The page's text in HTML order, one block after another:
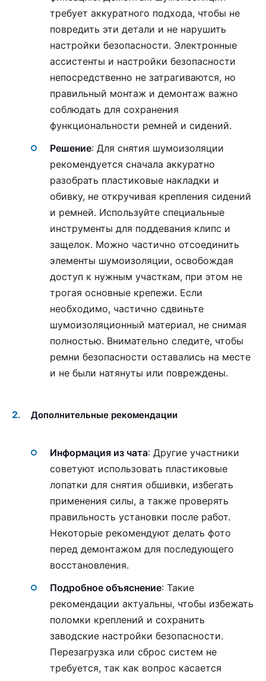
требует аккуратного подхода, чтобы не
повредить эти детали и не нарушить
настройки безопасности. Электронные
ассистенты и настройки безопасности
непосредственно не затрагиваются, но
правильный монтаж и демонтаж важно
соблюдать для сохранения
функциональности ремней и сидений.
Решение: Для снятия шумоизоляции
рекомендуется сначала аккуратно
разобрать пластиковые накладки и
обивку, не откручивая крепления сидений
и ремней. Используйте специальные
инструменты для поддевания клипс и
защелок. Можно частично отсоединить
элементы шумоизоляции, освобождая
доступ к нужным участкам, при этом не
трогая основные крепежи. Если
необходимо, частично сдвиньте
шумоизоляционный материал, не снимая
полностью. Внимательно следите, чтобы
ремни безопасности оставались на месте
и не были натянуты или повреждены.
Дополнительные рекомендации
Информация из чата: Другие участники
советуют использовать пластиковые
лопатки для снятия обшивки, избегать
применения силы, а также проверять
правильность установки после работ.
Некоторые рекомендуют делать фото
перед демонтажом для последующего
восстановления.
Подробное объяснение: Такие
рекомендации актуальны, чтобы избежать
поломки креплений и сохранить
заводские настройки безопасности.
Перезагрузка или сброс систем не
требуется, так как вопрос касается